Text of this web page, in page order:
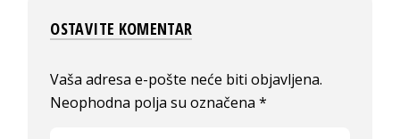
OSTAVITE KOMENTAR
Vaša adresa e-pošte neće biti objavljena.
Neophodna polja su označena*